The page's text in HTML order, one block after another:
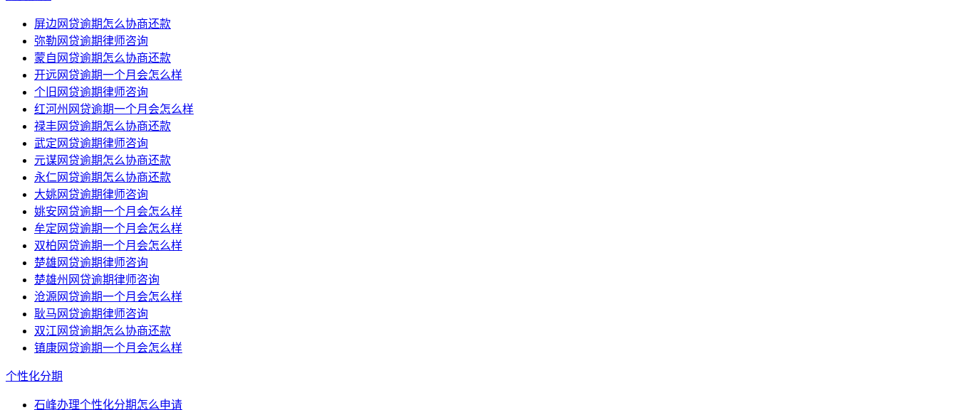
屏边网贷逾期怎么协商还款
弥勒网贷逾期律师咨询
蒙自网贷逾期怎么协商还款
开远网贷逾期一个月会怎么样
个旧网贷逾期律师咨询
红河州网贷逾期一个月会怎么样
禄丰网贷逾期怎么协商还款
武定网贷逾期律师咨询
元谋网贷逾期怎么协商还款
永仁网贷逾期怎么协商还款
大姚网贷逾期律师咨询
姚安网贷逾期一个月会怎么样
牟定网贷逾期一个月会怎么样
双柏网贷逾期一个月会怎么样
楚雄网贷逾期律师咨询
楚雄州网贷逾期律师咨询
沧源网贷逾期一个月会怎么样
耿马网贷逾期律师咨询
双江网贷逾期怎么协商还款
镇康网贷逾期一个月会怎么样
个性化分期
石峰办理个性化分期怎么申请